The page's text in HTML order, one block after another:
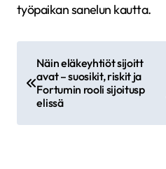
työpaikan sanelun kautta.
i
Näin eläkeyhtiöt sijoitt
avat – suosikit, riskit ja
Fortumin rooli sijoitusp
elissä